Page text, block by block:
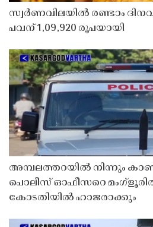
സ്വർണവിലയിൽ രണ്ടാം
പവന് 1,09,920 രൂപയായി
അമ്പലത്തറയിൽ നിന്നും
പൊലീസ് ഓഫീസറെ
കോടതിയിൽ ഹാജരാക്കും